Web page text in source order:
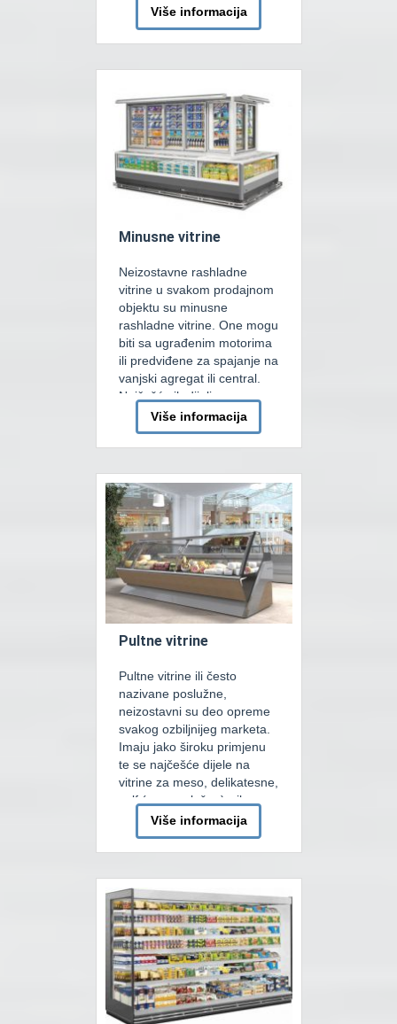
različite komponente i način
montaže. Najčešći tipovi
komora su: Minusne komore
razliku od plusnih komora
[…]
Više informacija
Minusne vitrine
Neizostavne rashladne
vitrine u svakom prodajnom
objektu su minusne
rashladne vitrine. One mogu
biti sa ugrađenim motorima
ili predviđene za spajanje na
vanjski agregat ili central.
Najčešće ih dijelimo na
zidne i ostrvske, a postoje i
kombinovate tako da u
donjoj zoni imaju rashladni
prodaju kao u zidnim
minusnim vitrinama sa […]
Više informacija
Pultne vitrine
Pultne vitrine ili često
nazivane poslužne,
neizostavni su deo opreme
svakog ozbiljnijeg marketa.
Imaju jako široku primjenu
te se najčešće dijele na
vitrine za meso, delikatesne,
self (samouslužne), ribu,
neutralne, tople za peciva,
tople “bain marie” za gotova
jela u express restopanima
vitrine za mesnice imale
mirno tj. statičko ili […]
Više informacija